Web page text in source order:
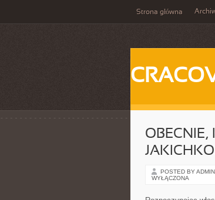
Strona główna
OBECNIE,
POSTED BY ADMIN
WYŁĄCZONA